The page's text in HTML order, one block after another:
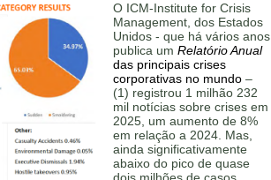
O ICM-Institute for Crisis
Management, dos Estados
Unidos - que há vários anos
publica um Relatório Anual
das principais crises
corporativas no mundo –
(1) registrou 1 milhão 232
mil notícias sobre crises em
2025, um aumento de 8%
em relação a 2024. Mas,
ainda significativamente
abaixo do pico de quase